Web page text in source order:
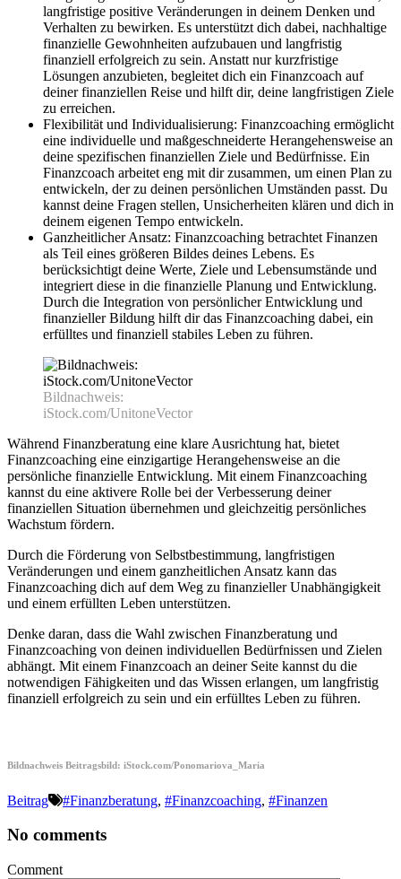
langfristige positive Veränderungen in deinem Denken und
Verhalten zu bewirken. Es unterstützt dich dabei, nachhaltige
finanzielle Gewohnheiten aufzubauen und langfristig
finanziell erfolgreich zu sein. Anstatt nur kurzfristige
Lösungen anzubieten, begleitet dich ein Finanzcoach auf
deiner finanziellen Reise und hilft dir, deine langfristigen Ziele
zu erreichen.
Flexibilität und Individualisierung: Finanzcoaching ermöglicht
eine individuelle und maßgeschneiderte Herangehensweise an
deine spezifischen finanziellen Ziele und Bedürfnisse. Ein
Finanzcoach arbeitet eng mit dir zusammen, um einen Plan zu
entwickeln, der zu deinen persönlichen Umständen passt. Du
kannst deine Fragen stellen, Unsicherheiten klären und dich in
deinem eigenen Tempo entwickeln.
Ganzheitlicher Ansatz: Finanzcoaching betrachtet Finanzen
als Teil eines größeren Bildes deines Lebens. Es
berücksichtigt deine Werte, Ziele und Lebensumstände und
integriert diese in die finanzielle Planung und Entwicklung.
Durch die Integration von persönlicher Entwicklung und
finanzieller Bildung hilft dir das Finanzcoaching dabei, ein
erfülltes und finanziell stabiles Leben zu führen.
Bildnachweis:
iStock.com/UnitoneVector
Während Finanzberatung eine klare Ausrichtung hat, bietet
Finanzcoaching eine einzigartige Herangehensweise an die
persönliche finanzielle Entwicklung. Mit einem Finanzcoaching
kannst du eine aktivere Rolle bei der Verbesserung deiner
finanziellen Situation übernehmen und gleichzeitig persönliches
Wachstum fördern.
Durch die Förderung von Selbstbestimmung, langfristigen
Veränderungen und einem ganzheitlichen Ansatz kann das
Finanzcoaching dich auf dem Weg zu finanzieller Unabhängigkeit
und einem erfüllten Leben unterstützen.
Denke daran, dass die Wahl zwischen Finanzberatung und
Finanzcoaching von deinen individuellen Bedürfnissen und Zielen
abhängt. Mit einem Finanzcoach an deiner Seite kannst du die
notwendigen Fähigkeiten und das Wissen erlangen, um langfristig
finanziell erfolgreich zu sein und ein erfülltes Leben zu führen.
Bildnachweis Beitragsbild: iStock.com/Ponomariova_Maria
Beitrag #Finanzberatung, #Finanzcoaching, #Finanzen
No comments
Comment